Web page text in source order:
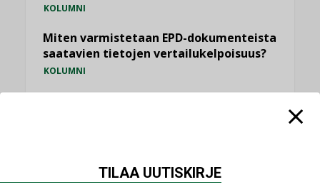
KOLUMNI
Miten varmistetaan EPD-dokumenteista
saatavien tietojen vertailukelpoisuus?
KOLUMNI
KATSO KAIKKI
TILAA UUTISKIRJE